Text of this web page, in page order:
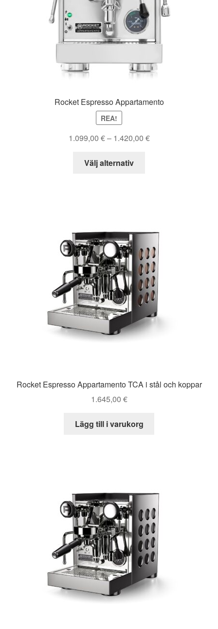
Rocket Espresso Appartamento
REA!
1.099,00 €– 1.420,00 €Prisintervall:
Välj alternativ
De
olika
alternativen
kan
väljas
på
produktsidan
Rocket Espresso Appartamento TCA i stål och koppar
1.645,00 €
Lägg till i varukorg